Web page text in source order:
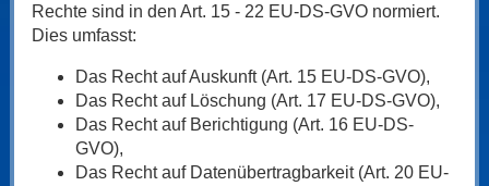
Rechte sind in den Art. 15 - 22 EU-DS-GVO normiert.
Dies umfasst:
Das Recht auf Auskunft (Art. 15 EU-DS-GVO),
Das Recht auf Löschung (Art. 17 EU-DS-GVO),
Das Recht auf Berichtigung (Art. 16 EU-DS-
GVO),
Das Recht auf Datenübertragbarkeit (Art. 20 EU-